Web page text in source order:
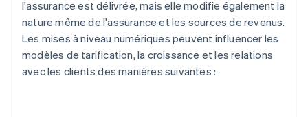
l'assurance est délivrée, mais elle modifie également la
nature même de l'assurance et les sources de revenus.
Les mises à niveau numériques peuvent influencer les
modèles de tarification, la croissance et les relations
avec les clients des manières suivantes :